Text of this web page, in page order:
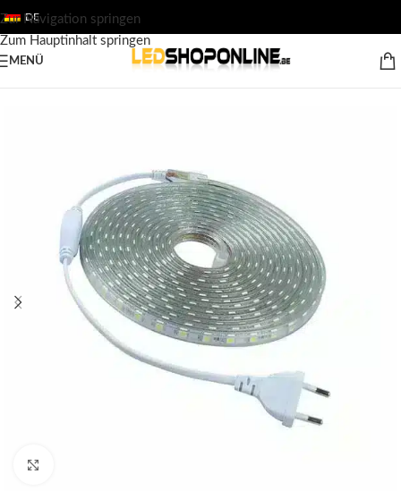
Zur Navigation springen
Zum Hauptinhalt springen
DE
MENÜ
Startseite Ausgabe/LED-STREIFEN/LED Streifen 220V/230V